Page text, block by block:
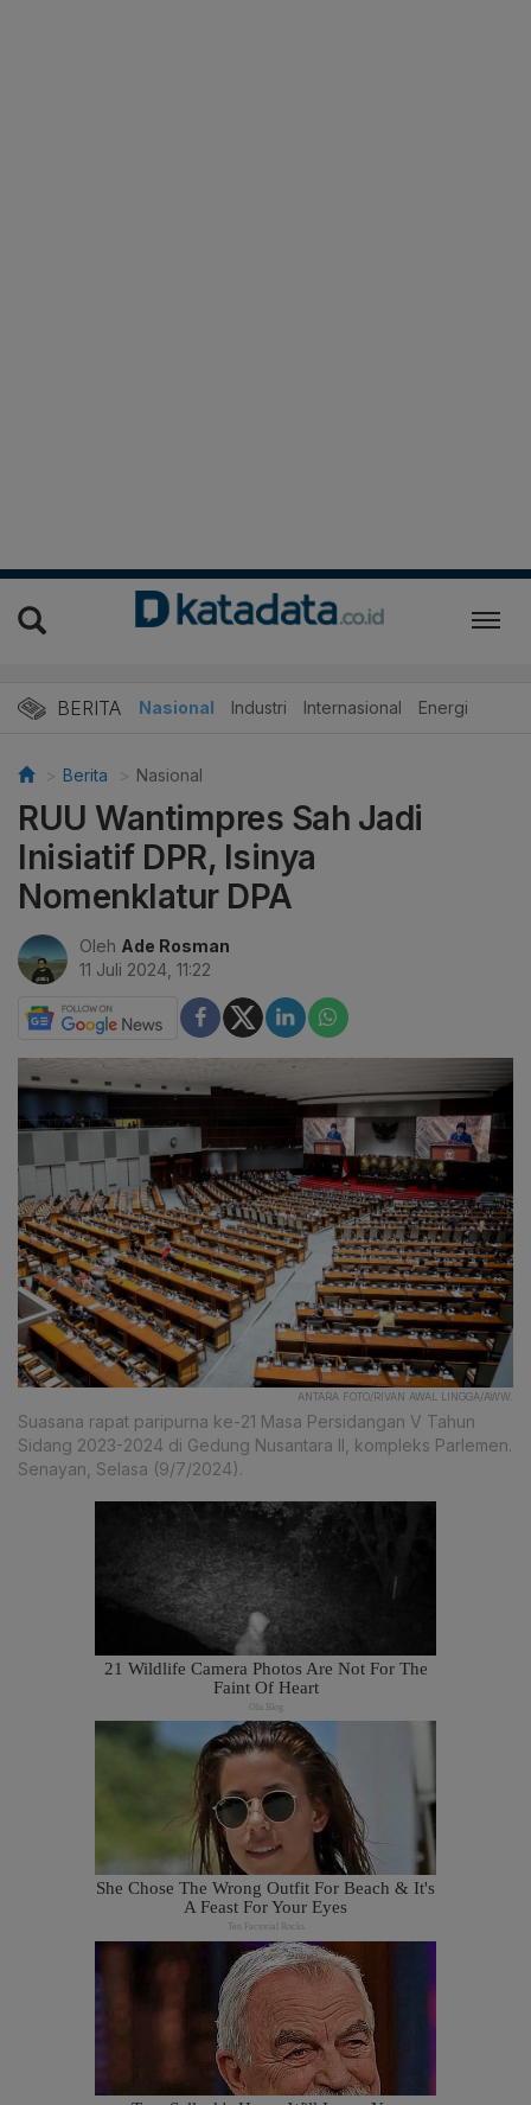
BERITA Nasional Industri Internasional Energi
Berita Nasional
RUU Wantimpres Sah Jadi
Inisiatif DPR, Isinya
Nomenklatur DPA
Oleh Ade Rosman
11 Juli 2024, 11:22
ANTARA FOTO/RIVAN AWAL LINGGA/AWW.
Suasana rapat paripurna ke-21 Masa Persidangan V Tahun
Sidang 2023-2024 di Gedung Nusantara II, kompleks Parlemen.
Senayan, Selasa (9/7/2024).